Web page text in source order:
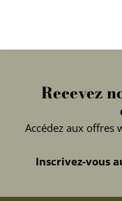
Recevez
Accédez aux offres
Inscrivez-vous